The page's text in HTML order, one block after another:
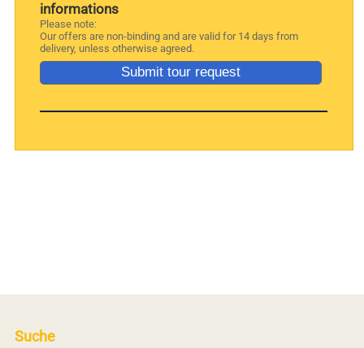
informations
Please note:
Our offers are non-binding and are valid for 14 days from
delivery, unless otherwise agreed.
Suche